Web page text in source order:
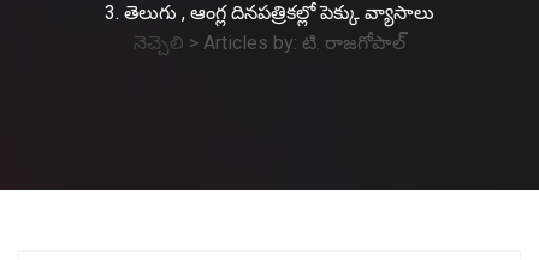
3. తెలుగు , ఆంగ్ల దినపత్రికల్లో పెక్కు వ్యాసాలు
నెచ్చెలి > Articles by: టి. రాజగోపాల్